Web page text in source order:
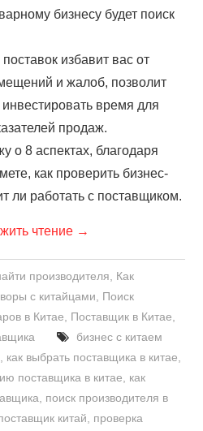
бизнесу будет поиск
избавит вас от
и жалоб, позволит
время для
продаж.
о 8 аспектах, благодаря
как проверить бизнес-
ли работать с поставщиком.
чтение →
производителя
Как
с китайцами
Поиск
в Китае Поставщик в Китае
бизнес с китаем
как выбрать поставщика в китае
поставщика в китае
как
поиск производителя в
китай
проверка